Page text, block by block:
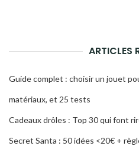
ARTICLES
Guide complet : choisir un jouet
matériaux, et 25 tests
Cadeaux drôles : Top 30 qui font
Secret Santa : 50 idées <20€ +